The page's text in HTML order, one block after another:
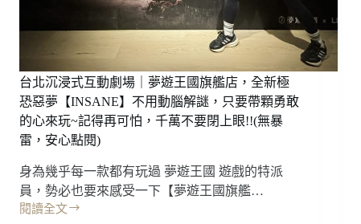
台北沉浸式互動劇場｜夢遊王國旗艦店，全新極
恐惡夢【INSANE】不用動腦解謎，只要帶顆勇敢
的心來玩~記得再可怕，千萬不要閉上眼!!(無暴
雷，安心點閱)
身為幾乎每一款都有玩過 夢遊王國 遊戲的特派
員，勢必也要來感受一下【夢遊王國旗艦…
閱讀全文
台